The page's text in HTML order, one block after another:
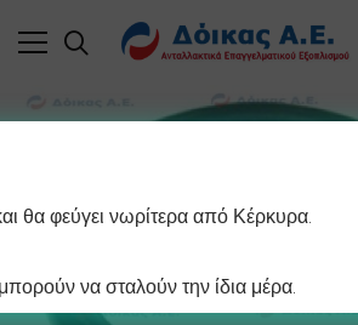
θα φεύγει νωρίτερα από Κέρκυρα.
να σταλούν την ίδια μέρα.